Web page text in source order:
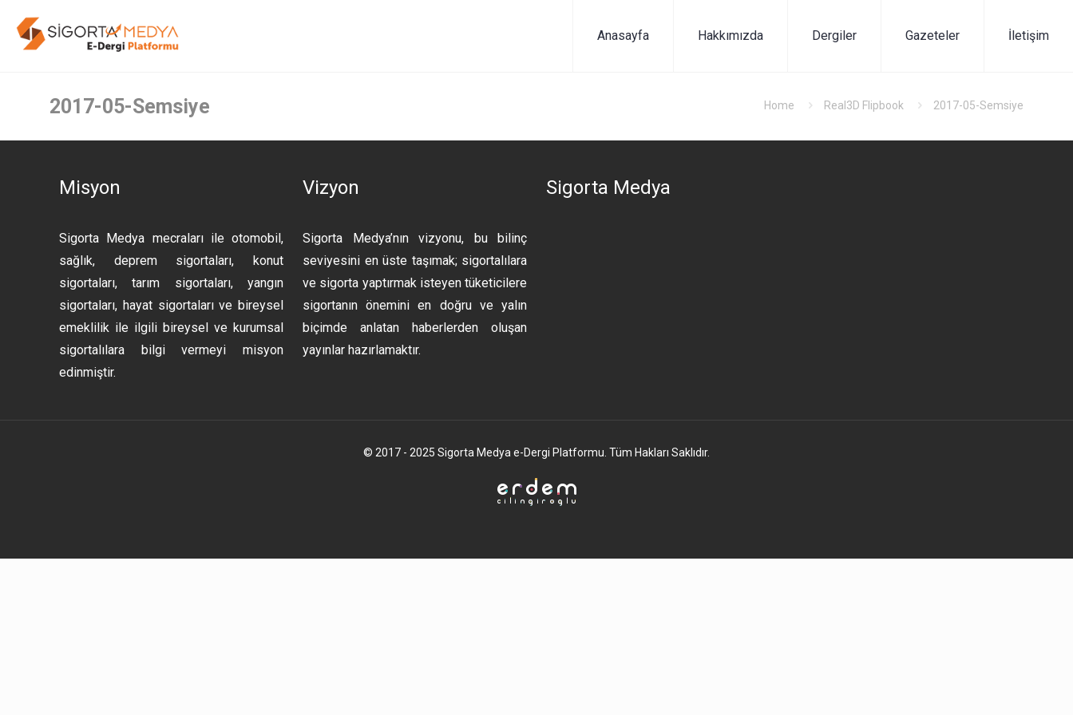
Anasayfa Hakkımızda Dergiler Gazeteler İletişim
2017-05-Semsiye Home Real3D Flipbook 2017-05-Semsiye
Misyon
Sigorta Medya mecraları ile otomobil,
sağlık, deprem sigortaları, konut
sigortaları, tarım sigortaları, yangın
sigortaları, hayat sigortaları ve bireysel
emeklilik ile ilgili bireysel ve kurumsal
sigortalılara bilgi vermeyi misyon
edinmiştir.
Vizyon
Sigorta Medya’nın vizyonu, bu bilinç
seviyesini en üste taşımak; sigortalılara
ve sigorta yaptırmak isteyen tüketicilere
sigortanın önemini en doğru ve yalın
biçimde anlatan haberlerden oluşan
yayınlar hazırlamaktır.
Sigorta Medya
© 2017 - 2025 Sigorta Medya e-Dergi Platformu. Tüm Hakları Saklıdır.